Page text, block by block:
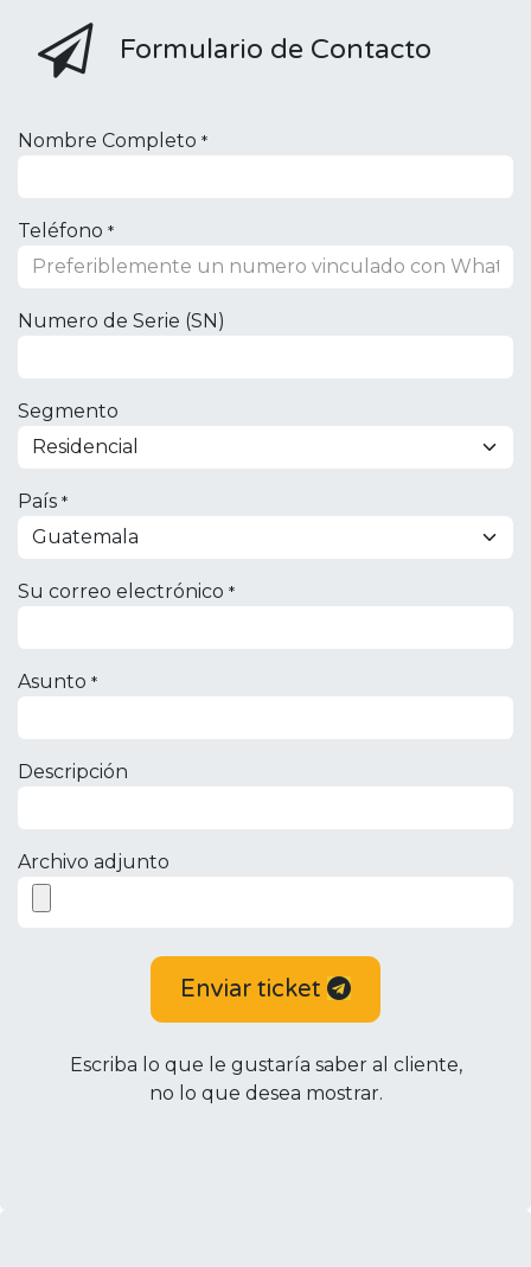
Formulario de Contacto
Nombre Completo *
Teléfono *
Numero de Serie (SN)
Segmento
País *
Su correo electrónico *
Asunto *
Descripción
Archivo adjunto
Enviar ticket
Escriba lo que le gustaría saber al cliente,
no lo que desea mostrar.